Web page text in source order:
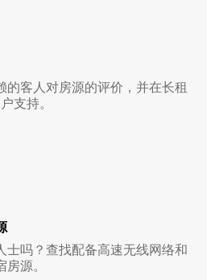
的客人对房源的评价，并在长租
支持。
士吗？查找配备高速无线网络和
源。